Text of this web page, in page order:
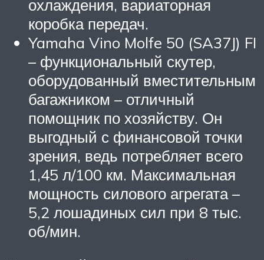
охлаждения, вариаторная
коробка передач.
Yamaha Vino Molfe 50 (SA37J) FI
– функциональный скутер,
оборудованный вместительным
багажником – отличный
помощник по хозяйству. Он
выгодный с финансовой точки
зрения, ведь потребляет всего
1,45 л/100 км. Максимальная
мощность силового агрегата –
5,2 лошадиных сил при 8 тыс.
об/мин.